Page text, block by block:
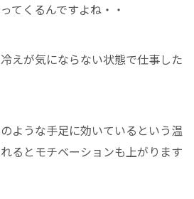
てくるんですよね・・
えが気にならない状態で仕事した
ような手足に効いているという温
るとモチベーションも上がります